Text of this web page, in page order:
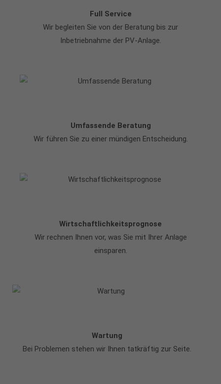
Full Service
Wir begleiten Sie von der Beratung bis zur
Inbetriebnahme der PV-Anlage.
Umfassende Beratung
Wir führen Sie zu einer mündigen Entscheidung.
Wirtschaftlichkeitsprognose
Wir rechnen Ihnen vor, was Sie mit Ihrer Anlage
einsparen.
Wartung
Bei Problemen stehen wir Ihnen tatkräftig zur Seite.